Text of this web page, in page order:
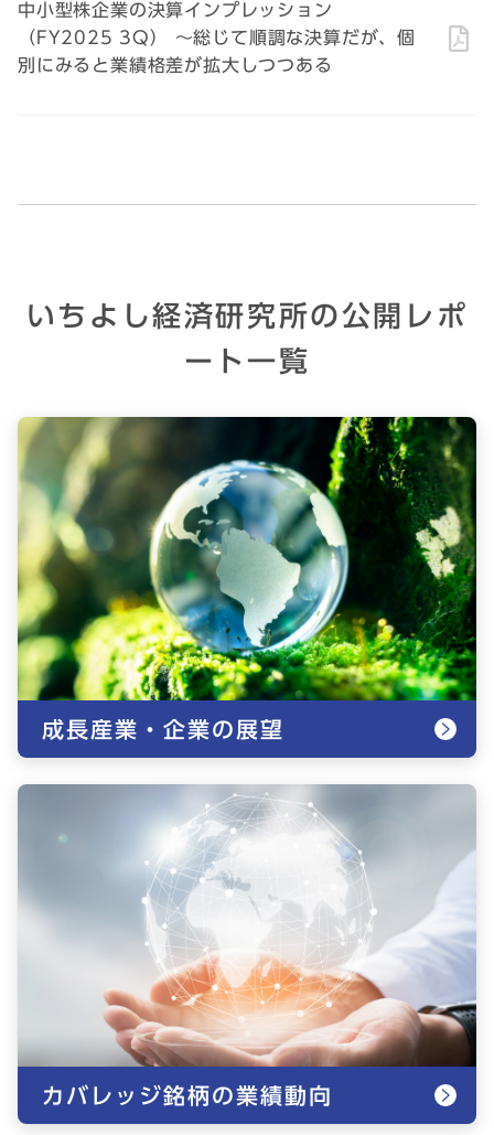
中小型株企業の決算インプレッション
（FY2025 3Q） ～総じて順調な決算だが、個
別にみると業績格差が拡大しつつある
いちよし経済研究所の公開レポ
ート一覧
成長産業・企業の展望
カバレッジ銘柄の業績動向